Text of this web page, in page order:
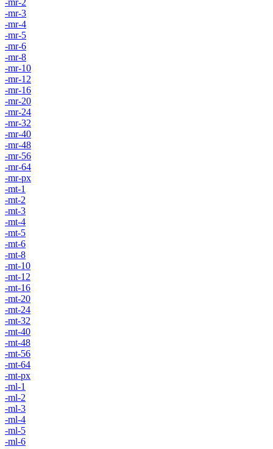
-mr-3
-mr-4
-mr-5
-mr-6
-mr-8
-mr-10
-mr-12
-mr-16
-mr-20
-mr-24
-mr-32
-mr-40
-mr-48
-mr-56
-mr-64
-mr-px
-mt-1
-mt-2
-mt-3
-mt-4
-mt-5
-mt-6
-mt-8
-mt-10
-mt-12
-mt-16
-mt-20
-mt-24
-mt-32
-mt-40
-mt-48
-mt-56
-mt-64
-mt-px
-ml-1
-ml-2
-ml-3
-ml-4
-ml-5
-ml-6